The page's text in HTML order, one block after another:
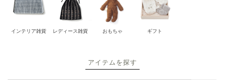
インテリア雑貨 レディース雑貨 おもちゃ ギフト
アイテムを探す